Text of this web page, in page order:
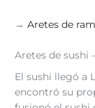
→Aretes de
Aretes de sushi
El sushi llegó a
encontró su